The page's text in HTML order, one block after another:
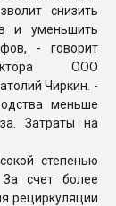
снизить
и уменьшить
- говорит
ООО
Чиркин. -
меньше
Затраты на
степенью
За счет более
рециркуляции